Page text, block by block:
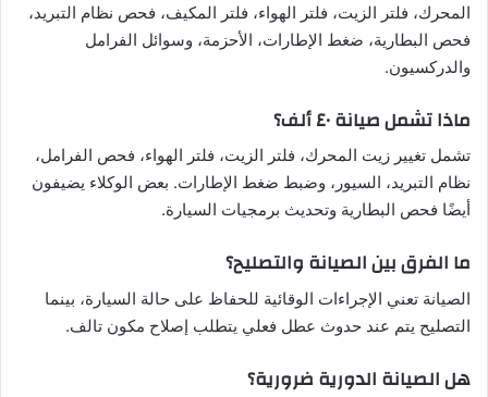
المحرك، فلتر الزيت، فلتر الهواء، فلتر المكيف، فحص نظام التبريد،
فحص البطارية، ضغط الإطارات، الأحزمة، وسوائل الفرامل
والدركسيون.
ماذا تشمل صيانة ٤٠ ألف؟
تشمل تغيير زيت المحرك، فلتر الزيت، فلتر الهواء، فحص الفرامل،
نظام التبريد، السيور، وضبط ضغط الإطارات. بعض الوكلاء يضيفون
أيضًا فحص البطارية وتحديث برمجيات السيارة.
ما الفرق بين الصيانة والتصليح؟
الصيانة تعني الإجراءات الوقائية للحفاظ على حالة السيارة، بينما
التصليح يتم عند حدوث عطل فعلي يتطلب إصلاح مكون تالف.
هل الصيانة الدورية ضرورية؟